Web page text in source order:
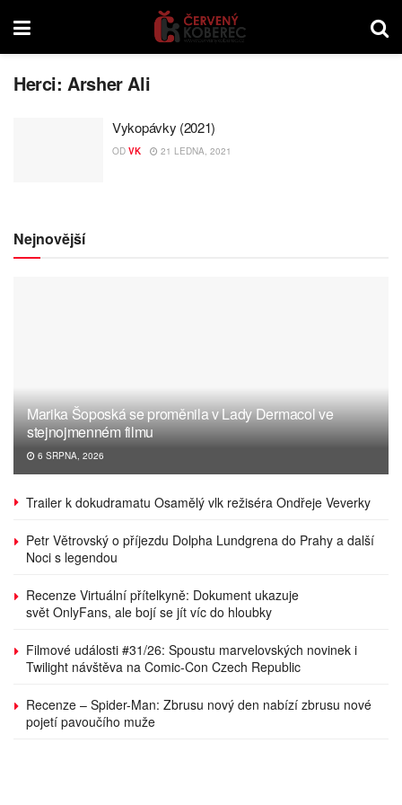
Herci:Arsher Ali
Vykopávky (2021)
OD VK 21 LEDNA, 2021
Nejnovější
Marika Šoposká se proměnila v Lady Dermacol ve
stejnojmenném filmu
6 SRPNA, 2026
Trailer k dokudramatu Osamělý vlk režiséra Ondřeje Veverky
Petr Větrovský o příjezdu Dolpha Lundgrena do Prahy a další
Noci s legendou
Recenze Virtuální přítelkyně: Dokument ukazuje
svět OnlyFans, ale bojí se jít víc do hloubky
Filmové události #31/26: Spoustu marvelovských novinek i
Twilight návštěva na Comic-Con Czech Republic
Recenze – Spider-Man: Zbrusu nový den nabízí zbrusu nové
pojetí pavoučího muže